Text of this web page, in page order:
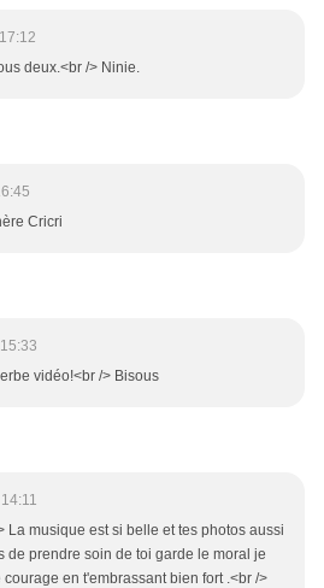
deux.<br /> Ninie.
Cricri
vidéo!<br /> Bisous
La musique est si belle et tes photos aussi
de prendre soin de toi garde le moral je
en t'embrassant bien fort .<br />